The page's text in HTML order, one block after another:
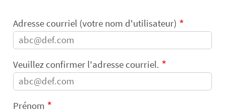
Adresse courriel (votre nom d'utilisateur)
Veuillez confirmer l'adresse courriel.
Prénom